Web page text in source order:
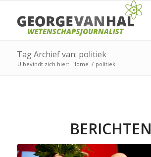
Tag Archief van: politiek
U bevindt zich hier: Home / politiek
BERICHTEN